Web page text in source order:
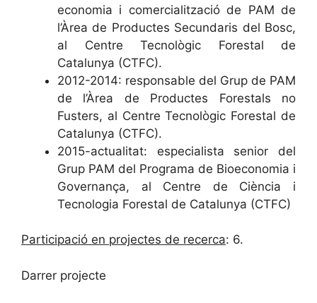
economia i comercialització de PAM de
l’Àrea de Productes Secundaris del Bosc,
al Centre Tecnològic Forestal de
Catalunya (CTFC).
2012-2014: responsable del Grup de PAM
de l’Àrea de Productes Forestals no
Fusters, al Centre Tecnològic Forestal de
Catalunya (CTFC).
2015-actualitat: especialista senior del
Grup PAM del Programa de Bioeconomia i
Governança, al Centre de Ciència i
Tecnologia Forestal de Catalunya (CTFC)
Participació en projectes de recerca: 6.
Darrer projecte